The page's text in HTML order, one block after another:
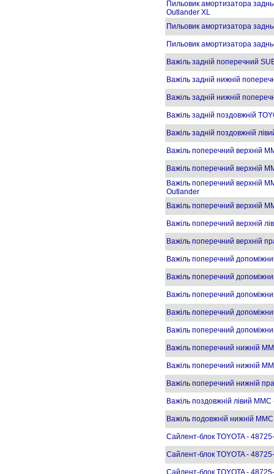
Пильовик амортизатора
Outlander XL
Пильовик амортизатора
Пильовик амортизатора
Важіль задній поперечний
Важіль задній нижній
Важіль задній нижній
Важіль задній поздовжній
Важіль задній поздовжній
Важіль поперечний верхній
Важіль поперечний верхній
Важіль поперечний верхній
Outlander
Важіль поперечний верхній
Важіль поперечний верхній
Важіль поперечний верхній
Важіль поперечний
Важіль поперечний
Важіль поперечний
Важіль поперечний
Важіль поперечний
Важіль поперечний нижній
Важіль поперечний нижній
Важіль поперечний нижній
Важіль поздовжній лівий
Важіль подовжній нижній
Сайлент-блок TOYOTA -
Сайлент-блок TOYOTA -
Сайлент-блок TOYOTA -